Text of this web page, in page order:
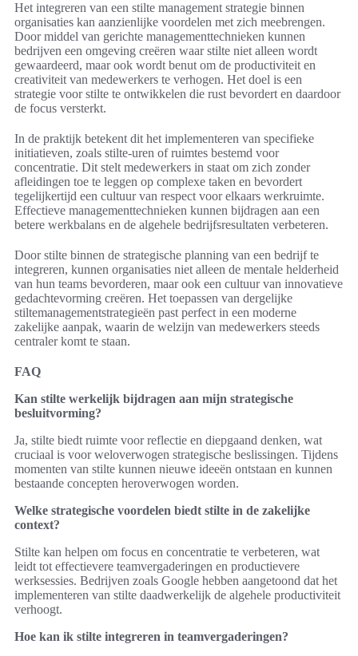
Het integreren van een stilte management strategie binnen
organisaties kan aanzienlijke voordelen met zich meebrengen.
Door middel van gerichte managementtechnieken kunnen
bedrijven een omgeving creëren waar stilte niet alleen wordt
gewaardeerd, maar ook wordt benut om de productiviteit en
creativiteit van medewerkers te verhogen. Het doel is een
strategie voor stilte te ontwikkelen die rust bevordert en daardoor
de focus versterkt.
In de praktijk betekent dit het implementeren van specifieke
initiatieven, zoals stilte-uren of ruimtes bestemd voor
concentratie. Dit stelt medewerkers in staat om zich zonder
afleidingen toe te leggen op complexe taken en bevordert
tegelijkertijd een cultuur van respect voor elkaars werkruimte.
Effectieve managementtechnieken kunnen bijdragen aan een
betere werkbalans en de algehele bedrijfsresultaten verbeteren.
Door stilte binnen de strategische planning van een bedrijf te
integreren, kunnen organisaties niet alleen de mentale helderheid
van hun teams bevorderen, maar ook een cultuur van innovatieve
gedachtevorming creëren. Het toepassen van dergelijke
stiltemanagementstrategieën past perfect in een moderne
zakelijke aanpak, waarin de welzijn van medewerkers steeds
centraler komt te staan.
FAQ
Kan stilte werkelijk bijdragen aan mijn strategische
besluitvorming?
Ja, stilte biedt ruimte voor reflectie en diepgaand denken, wat
cruciaal is voor weloverwogen strategische beslissingen. Tijdens
momenten van stilte kunnen nieuwe ideeën ontstaan en kunnen
bestaande concepten heroverwogen worden.
Welke strategische voordelen biedt stilte in de zakelijke
context?
Stilte kan helpen om focus en concentratie te verbeteren, wat
leidt tot effectievere teamvergaderingen en productievere
werksessies. Bedrijven zoals Google hebben aangetoond dat het
implementeren van stilte daadwerkelijk de algehele productiviteit
verhoogt.
Hoe kan ik stilte integreren in teamvergaderingen?